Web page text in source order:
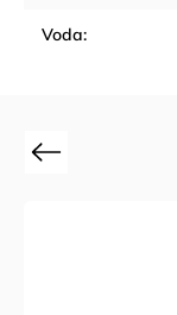
Voda:
Previous